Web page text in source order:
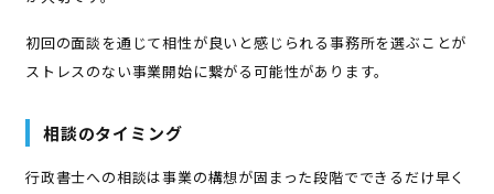
初回の面談を通じて相性が良いと感じられる事務所を選ぶことが
ストレスのない事業開始に繋がる可能性があります。
相談のタイミング
行政書士への相談は事業の構想が固まった段階でできるだけ早く